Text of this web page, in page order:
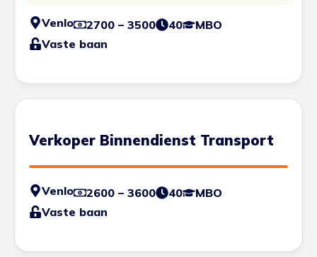
Venlo 2700 – 3500 40
MBO
Vaste baan
Verkoper Binnendienst Transport
Venlo 2600 – 3600 40
MBO
Vaste baan